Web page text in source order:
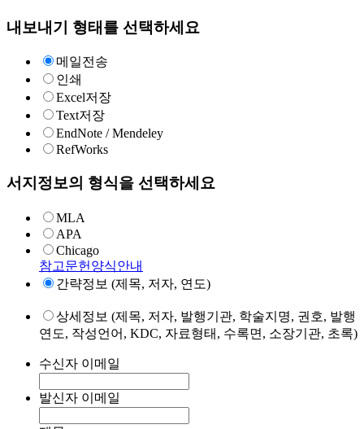
내보내기 형태를 선택하세요
메일전송
인쇄
Excel저장
Text저장
EndNote / Mendeley
RefWorks
서지정보의 형식을 선택하세요
MLA
APA
Chicago
참고문헌양식안내
간략정보 (제목, 저자, 연도)
상세정보 (제목, 저자, 발행기관, 학술지명, 권호, 발행
연도, 작성언어, KDC, 자료형태, 수록면, 소장기관, 초록)
수신자 이메일
발신자 이메일